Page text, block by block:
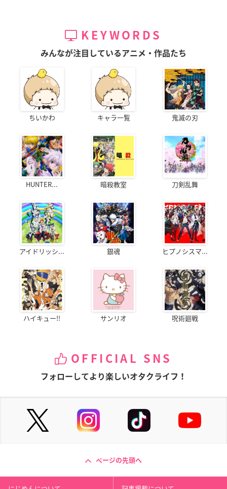
KEYWORDS
みんなが注目しているアニメ・作品たち
ちいかわ キャラ一覧 鬼滅の刃
HUNTER... 暗殺教室 刀剣乱舞
アイドリッシ... 銀魂 ヒプノシスマ...
ハイキュー!! サンリオ 呪術廻戦
OFFICIAL SNS
フォローしてより楽しいオタクライフ！
ページの先頭へ